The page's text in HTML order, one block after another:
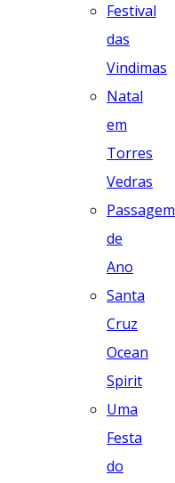
Festival
das
Vindimas
Natal
em
Torres
Vedras
Passagem
de
Ano
Santa
Cruz
Ocean
Spirit
Uma
Festa
do